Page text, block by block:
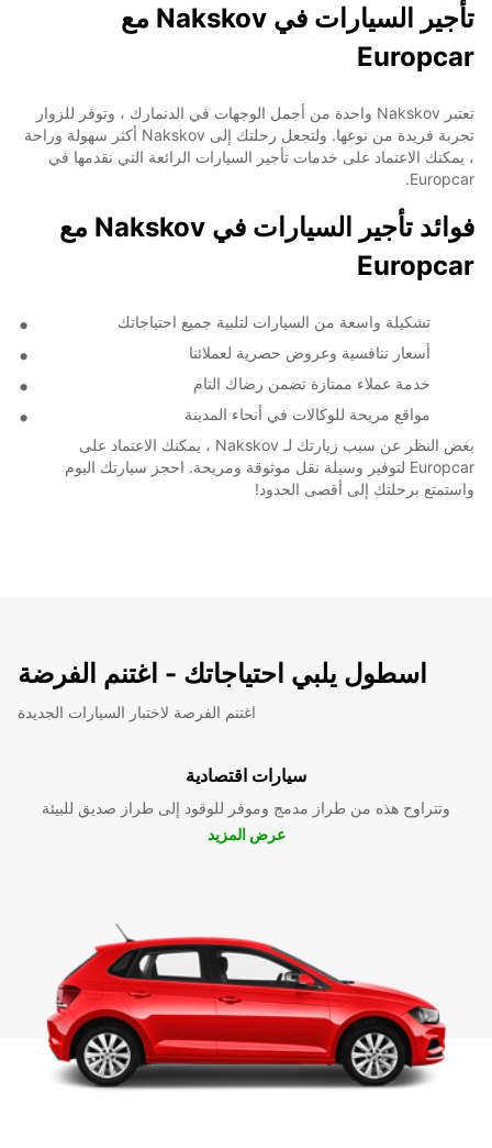
تأجير السيارات في Nakskov مع
Europcar
تعتبر Nakskov واحدة من أجمل الوجهات في الدنمارك ، وتوفر للزوار
تجربة فريدة من نوعها. ولتجعل رحلتك إلى Nakskov أكثر سهولة وراحة
، يمكنك الاعتماد على خدمات تأجير السيارات الرائعة التي نقدمها في
Europcar.
فوائد تأجير السيارات في Nakskov مع
Europcar
تشكيلة واسعة من السيارات لتلبية جميع احتياجاتك
أسعار تنافسية وعروض حصرية لعملائنا
خدمة عملاء ممتازة تضمن رضاك التام
مواقع مريحة للوكالات في أنحاء المدينة
بغض النظر عن سبب زيارتك لـ Nakskov ، يمكنك الاعتماد على
Europcar لتوفير وسيلة نقل موثوقة ومريحة. احجز سيارتك اليوم
واستمتع برحلتك إلى أقصى الحدود!
اسطول يلبي احتياجاتك - اغتنم الفرضة
اغتنم الفرصة لاختبار السيارات الجديدة
سيارات اقتصادية
وتتراوح هذه من طراز مدمج وموفر للوقود إلى طراز صديق للبيئة
عرض المزيد